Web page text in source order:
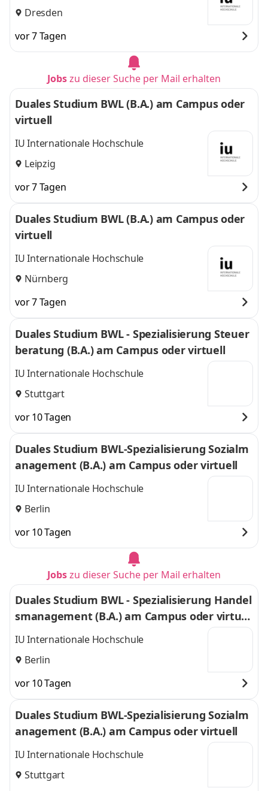
Dresden
vor 7 Tagen
Jobszu dieser Suche per Mail erhalten
Duales Studium BWL (B.A.) am Campus oder
virtuell
IU Internationale Hochschule
Leipzig
vor 7 Tagen
Duales Studium BWL (B.A.) am Campus oder
virtuell
IU Internationale Hochschule
Nürnberg
vor 7 Tagen
Duales Studium BWL - Spezialisierung Steuer
beratung (B.A.) am Campus oder virtuell
IU Internationale Hochschule
Stuttgart
vor 10 Tagen
Duales Studium BWL-Spezialisierung Sozialm
anagement (B.A.) am Campus oder virtuell
IU Internationale Hochschule
Berlin
vor 10 Tagen
Jobszu dieser Suche per Mail erhalten
Duales Studium BWL - Spezialisierung Handel
smanagement (B.A.) am Campus oder virtuel
l
IU Internationale Hochschule
Berlin
vor 10 Tagen
Duales Studium BWL-Spezialisierung Sozialm
anagement (B.A.) am Campus oder virtuell
IU Internationale Hochschule
Stuttgart